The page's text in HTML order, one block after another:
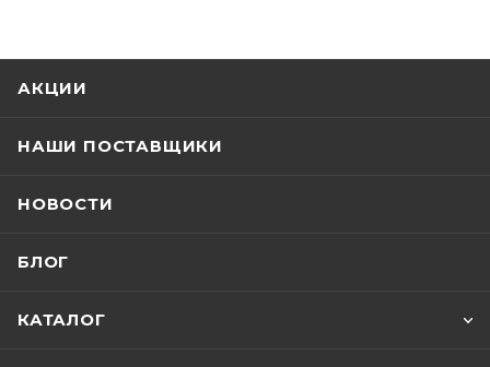
АКЦИИ
НАШИ ПОСТАВЩИКИ
НОВОСТИ
БЛОГ
КАТАЛОГ